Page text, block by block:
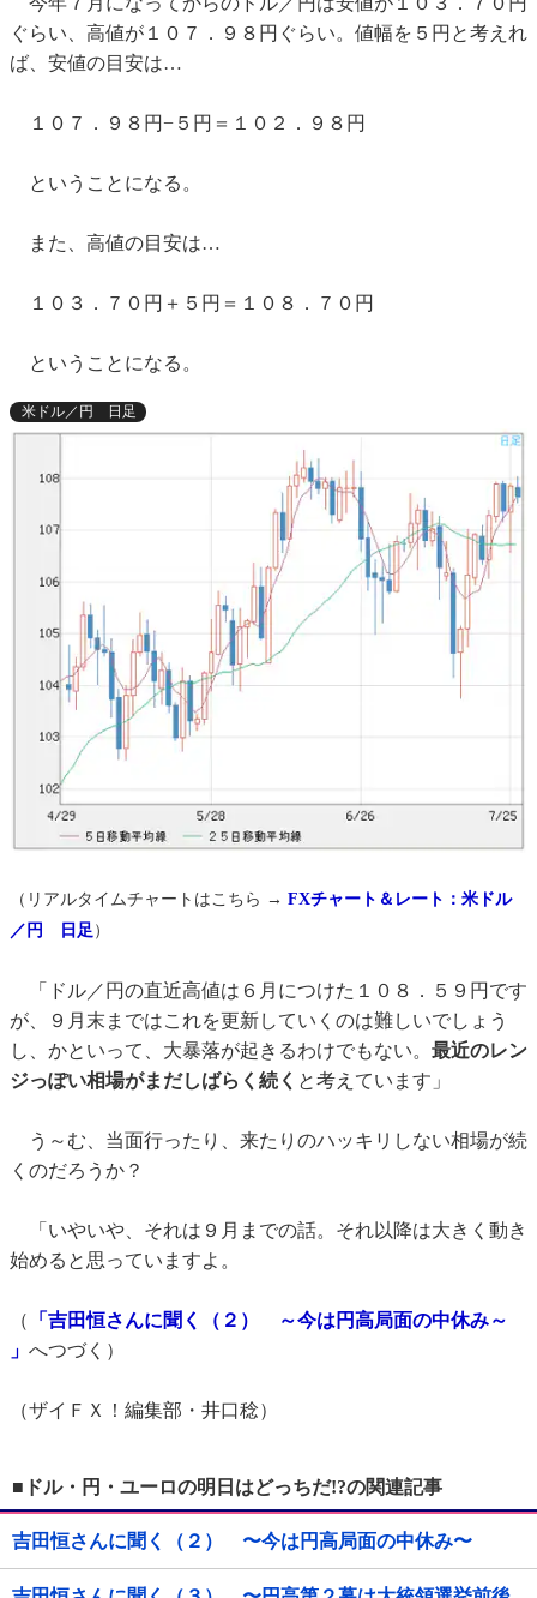
ぐらい、高値が１０７．９８円ぐらい。値幅を５円と考えれ
ば、安値の目安は…
１０７．９８円−５円＝１０２．９８円
ということになる。
また、高値の目安は…
１０３．７０円＋５円＝１０８．７０円
ということになる。
米ドル／円 日足
（リアルタイムチャートはこちら → FXチャート＆レート：米ドル
／円 日足）
「ドル／円の直近高値は６月につけた１０８．５９円です
が、９月末まではこれを更新していくのは難しいでしょう
し、かといって、大暴落が起きるわけでもない。 最近のレン
ジっぽい相場がまだしばらく続く と考えています」
う～む、当面行ったり、来たりのハッキリしない相場が続
くのだろうか？
「いやいや、それは９月までの話。それ以降は大きく動き
始めると思っていますよ。
（
「吉田恒さんに聞く（２） ～今は円高局面の中休み～
」 へつづく）
（ザイＦＸ！編集部・井口稔）
■ドル・円・ユーロの明日はどっちだ!?の関連記事
吉田恒さんに聞く（２） 〜今は円高局面の中休み〜